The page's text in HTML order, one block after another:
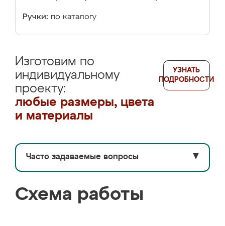
Ручки: по каталогу
Изготовим по
индивидуальному
проекту:
любые размеры, цвета
и материалы
УЗНАТЬ
ПОДРОБНОСТИ
Часто задаваемые вопросы ▼
Схема работы